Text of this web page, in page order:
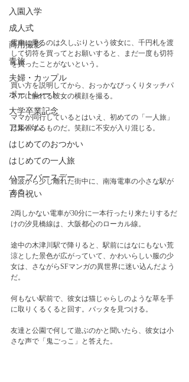
入園入学
成人式
商用撮影
青旅
夫婦・カップル
ポートレート
大学卒業記念
アルバム
はじめてのおつかい
はじめての一人旅
ハーフバースデー
百日祝い
電車に乗るのは久しぶりという彼女に、千円札を渡
して切符を買ってとお願いすると、まだ一度も切符
を買ったことがないという。
買い方を説明してから、おっかなびっくりタッチパ
ネルに触れる彼女の横顔を撮る。
ママが同行しているとはいえ、初めての「一人旅」
は緊張するものだ。笑顔に不安が入り混じる。
難波から少し離れた街中に、南海電車の小さな駅が
ある。
2両しかない電車が30分に一本行ったり来たりするだ
けの汐見橋線は、大阪都心のローカル線。
途中の木津川駅で降りると、駅前にはなにもない荒
涼とした景色が広がっていて、かわいらしい服の少
女は、さながらSFマンガの異世界に迷い込んだよう
だ。
何もない駅前で、彼女は猫じゃらしのような草を手
に取りくるくると回す。バッタを見つける。
友達と公園で何して遊ぶのかと聞いたら、彼女は小
さな声で「鬼ごっこ」と答えた。